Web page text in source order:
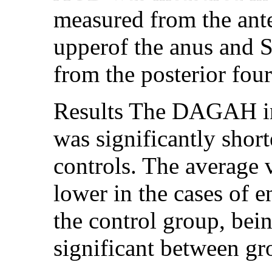
measured from the
upperof the anus and
from the posterior
Results The DAGAH
was significantly
controls. The
lower in the cases of
the control group,
significant between